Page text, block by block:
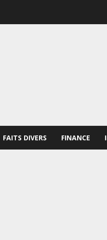
FAITS DIVERS FINANCE